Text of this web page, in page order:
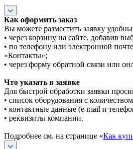
Как оформить заказ
Вы можете разместить заявку
• через корзину на сайте, добавив
• по телефону или электронной
«Контакты»;
• через форму обратной связи или
Что указать в заявке
Для быстрой обработки заявки
• список оборудования с
• контактные данные (e-mail и
• реквизиты компании.
Подробнее см. на странице «Как